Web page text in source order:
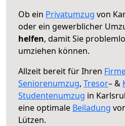
Ob ein Privatumzug von
oder ein gewerblicher
helfen, damit Sie
umziehen können.
Allzeit bereit für Ihren
Seniorenumzug, Tresor– &
Studentenumzug in
eine optimale Beiladung
Lützen.